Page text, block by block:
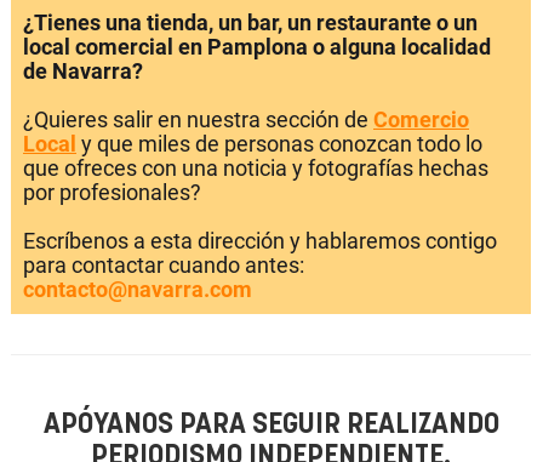
¿Tienes una tienda, un bar, un restaurante o un
local comercial en Pamplona o alguna localidad
de Navarra?
¿Quieres salir en nuestra sección de Comercio
Local y que miles de personas conozcan todo lo
que ofreces con una noticia y fotografías hechas
por profesionales?
Escríbenos a esta dirección y hablaremos contigo
para contactar cuando antes:
contacto@navarra.com
APÓYANOS PARA SEGUIR REALIZANDO
PERIODISMO INDEPENDIENTE.